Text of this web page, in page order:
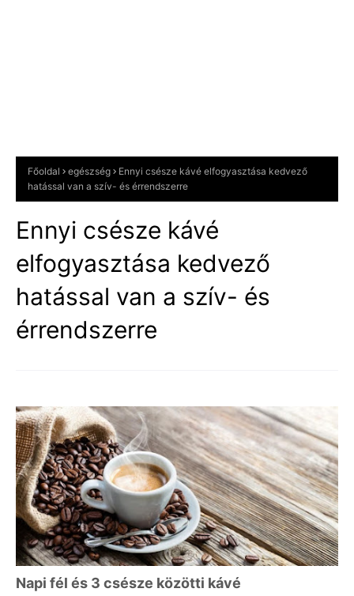
Főoldal egészség
Ennyi csésze kávé elfogyasztása kedvező
hatással van a szív- és érrendszerre
Ennyi csésze kávé
elfogyasztása kedvező
hatással van a szív- és
érrendszerre
Napi fél és 3 csésze közötti kávé